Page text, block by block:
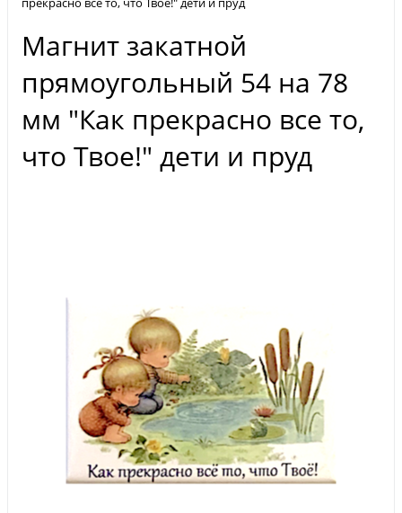
Магнит закатной
прямоугольный 54 на 78
мм "Как прекрасно все то,
что Твое!" дети и пруд